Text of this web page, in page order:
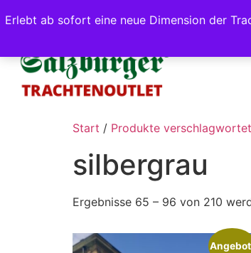
Erlebt ab sofort eine neue Dimension der
Start / Produkte
silbergrau
Ergebnisse 65 – 96 von 210